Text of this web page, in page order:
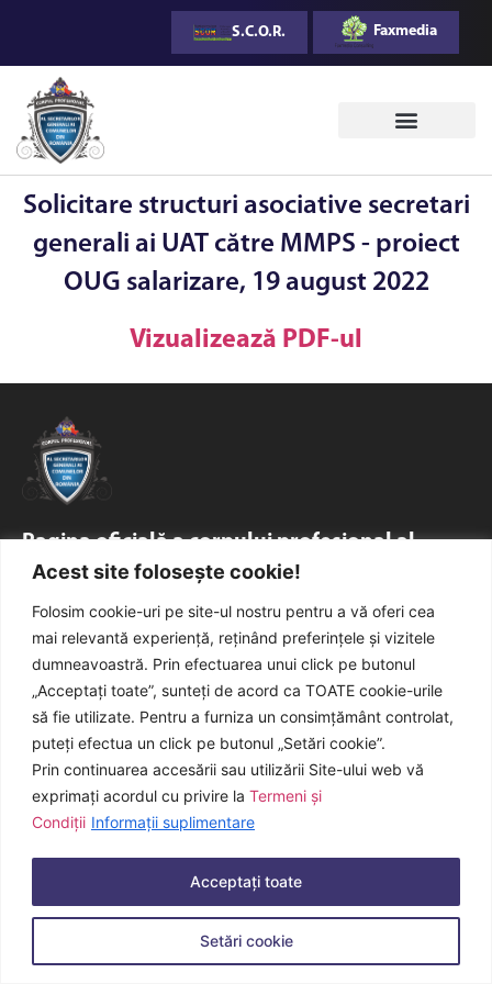
Acest site folosește cookie!
Folosim cookie-uri pe site-ul nostru pentru a vă oferi cea
mai relevantă experiență, reținând preferințele și vizitele
dumneavoastră. Prin efectuarea unui click pe butonul
„Acceptați toate”, sunteți de acord ca TOATE cookie-urile
să fie utilizate. Pentru a furniza un consimțământ controlat,
puteți efectua un click pe butonul „Setări cookie”.
Prin continuarea accesării sau utilizării Site-ului web vă
exprimați acordul cu privire la Termeni și
Condiții Informații suplimentare
Setări cookie
Acceptați toate
S.C.O.R. Faxmedia
Solicitare structuri asociative secretari
generali ai UAT către MMPS - proiect
OUG salarizare, 19 august 2022
Vizualizează PDF-ul
Pagina oficială a corpului profesional al
secretarilor generali ai comunelor din
România
Toată activitatea beneficiază de sprijinul
Secretariatului
General Faxmedia .
© 2021-2026, Faxmedia. Toate drepturile rezervate.